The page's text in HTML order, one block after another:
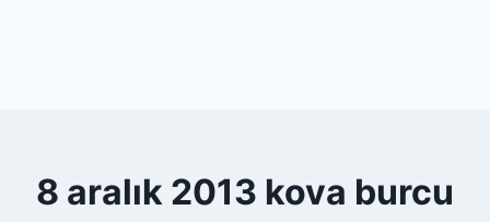
8 aralık 2013 kova burcu